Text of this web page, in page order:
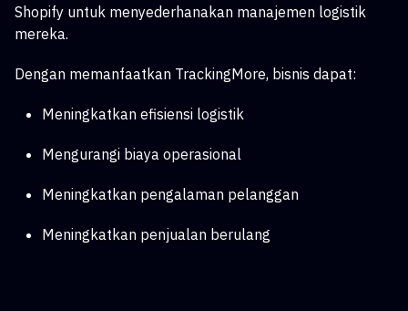
Shopify untuk menyederhanakan manajemen logistik
mereka.
Dengan memanfaatkan TrackingMore, bisnis dapat:
Meningkatkan efisiensi logistik
Mengurangi biaya operasional
Meningkatkan pengalaman pelanggan
Meningkatkan penjualan berulang